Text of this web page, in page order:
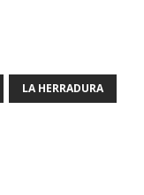
LA HERRADURA